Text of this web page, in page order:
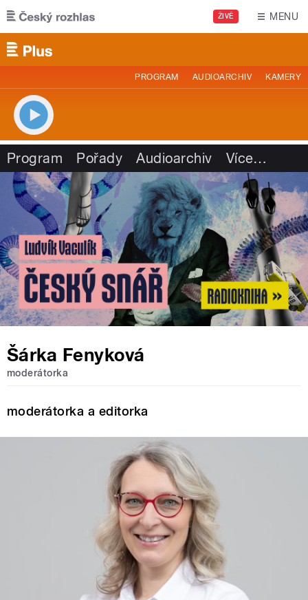
Přejít k hlavnímu obsahu
ŽIVĚ MENU
PROGRAM AUDIOARCHIV KAMERY
Program Pořady Audioarchiv Více…
Šárka Fenyková
moderátorka
moderátorka a editorka